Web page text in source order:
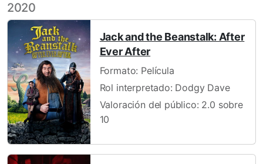
2020
Jack and the Beanstalk: After
Ever After
Formato: Película
Rol interpretado: Dodgy Dave
Valoración del público: 2.0 sobre
10